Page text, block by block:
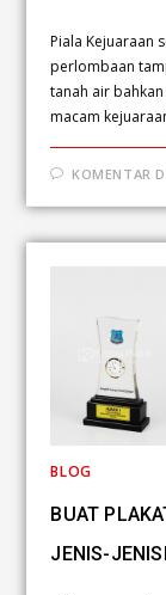
Piala Kejuaraan
perlombaan
tanah air
macam
KOMENTAR
BLOG
BUAT
JENIS-